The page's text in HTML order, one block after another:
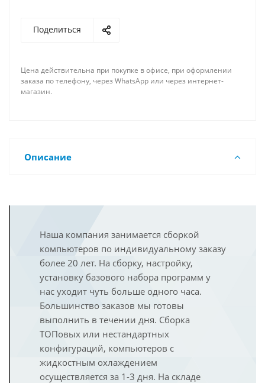
Поделиться
Цена действительна при покупке в офисе, при оформлении
заказа по телефону, через WhatsApp или через интернет-
магазин.
Описание
Наша компания занимается сборкой
компьютеров по индивидуальному заказу
более 20 лет. На сборку, настройку,
установку базового набора программ у
нас уходит чуть больше одного часа.
Большинство заказов мы готовы
выполнить в течении дня. Сборка
ТОПовых или нестандартных
конфигураций, компьютеров с
жидкостным охлаждением
осуществляется за 1-3 дня. На складе